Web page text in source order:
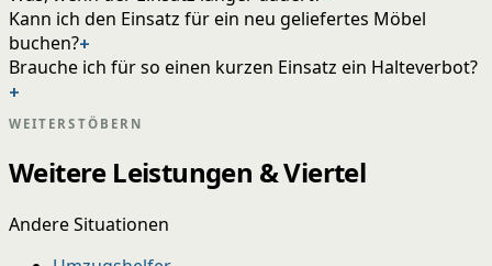
Kann ich den Einsatz für ein neu geliefertes Möbel
buchen?+
Brauche ich für so einen kurzen Einsatz ein Halteverbot?
+
WEITERSTÖBERN
Weitere Leistungen & Viertel
Andere Situationen